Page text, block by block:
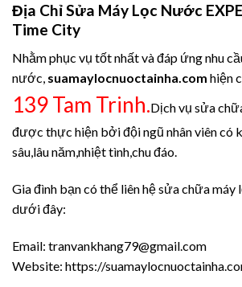
Địa Chỉ Sửa Máy Lọc Nước
Time City
Nhằm phục vụ tốt nhất và đáp ứng nhu
nước, suamaylocnuoctainha.com hiện
139 Tam Trinh.Dịch vụ sửa
được thực hiện bởi đội ngũ nhân viên có
sâu,lâu năm,nhiệt tình,chu đáo.
Gia đình bạn có thể liên hệ sửa chữa
dưới đây:
Email: tranvankhang79@gmail.com
Website: https://